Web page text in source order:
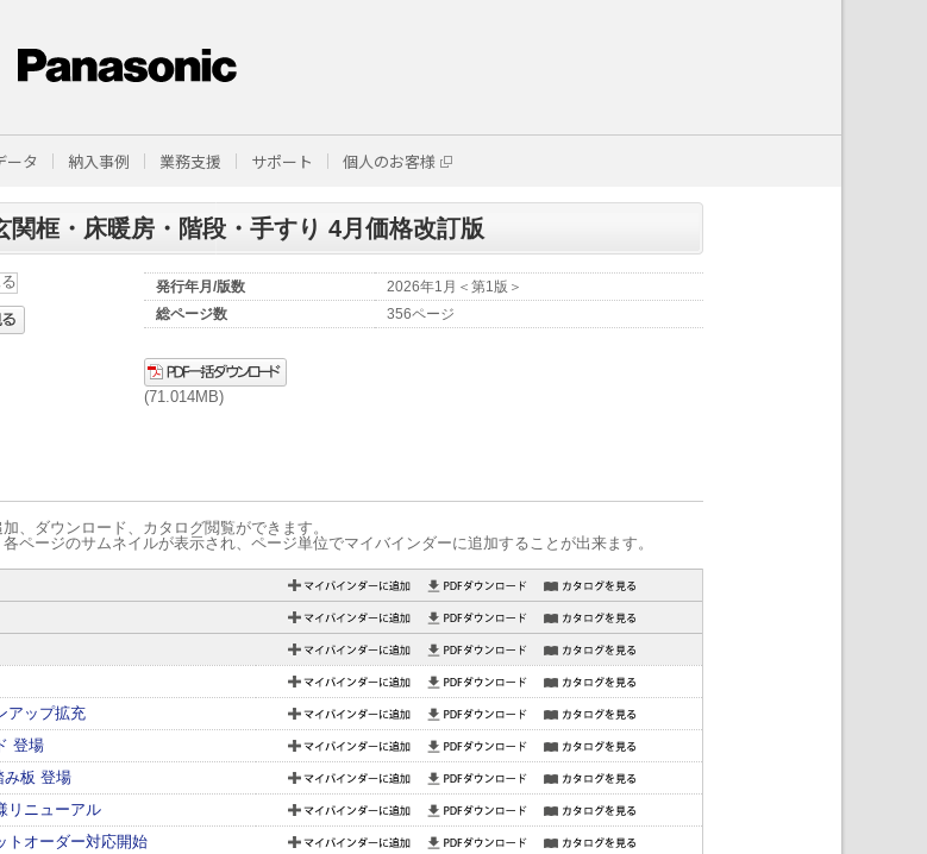
ータ 納入事例 業務支援 サポート 個人のお客様
関框・床暖房・階段・手すり 4月価格改訂版
発行年月/版数
2026年1月＜第1版＞
総ページ数
356ページ
(71.014MB)
、ダウンロード、カタログ閲覧ができます。
ページのサムネイルが表示され、ページ単位でマイバインダーに追加することが出来ます。
アップ拡充
登場
み板 登場
リニューアル
トオーダー対応開始